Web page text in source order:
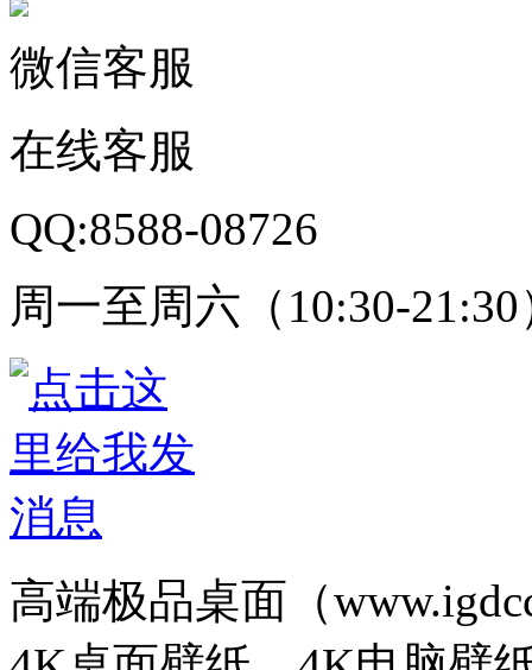
微信客服
在线客服
QQ:8588-08726
周一至周六（10:30-21:30
高端极品桌面（